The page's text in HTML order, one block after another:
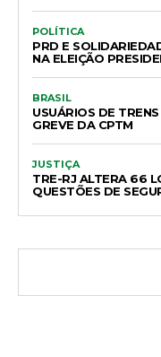
POLÍTICA
PRD E
NA ELEIÇÃO
BRASIL
USUÁRIOS DE
GREVE DA CPTM
JUSTIÇA
TRE-RJ ALTERA 66
QUESTÕES DE